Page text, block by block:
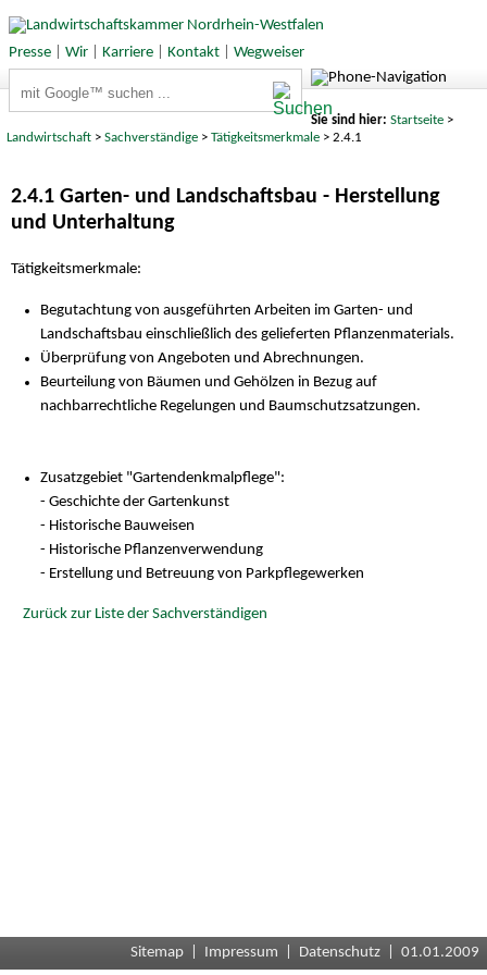
Presse| Wir| Karriere| Kontakt| Wegweiser
Sie sind hier: Startseite>
Landwirtschaft >Sachverständige >Tätigkeitsmerkmale > 2.4.1
2.4.1 Garten- und Landschaftsbau - Herstellung
und Unterhaltung
Tätigkeitsmerkmale:
Begutachtung von ausgeführten Arbeiten im Garten- und
Landschaftsbau einschließlich des gelieferten Pflanzenmaterials.
Überprüfung von Angeboten und Abrechnungen.
Beurteilung von Bäumen und Gehölzen in Bezug auf
nachbarrechtliche Regelungen und Baumschutzsatzungen.
Zusatzgebiet "Gartendenkmalpflege":
- Geschichte der Gartenkunst
- Historische Bauweisen
- Historische Pflanzenverwendung
- Erstellung und Betreuung von Parkpflegewerken
Zurück zur Liste der Sachverständigen
Sitemap Impressum Datenschutz | 01.01.2009